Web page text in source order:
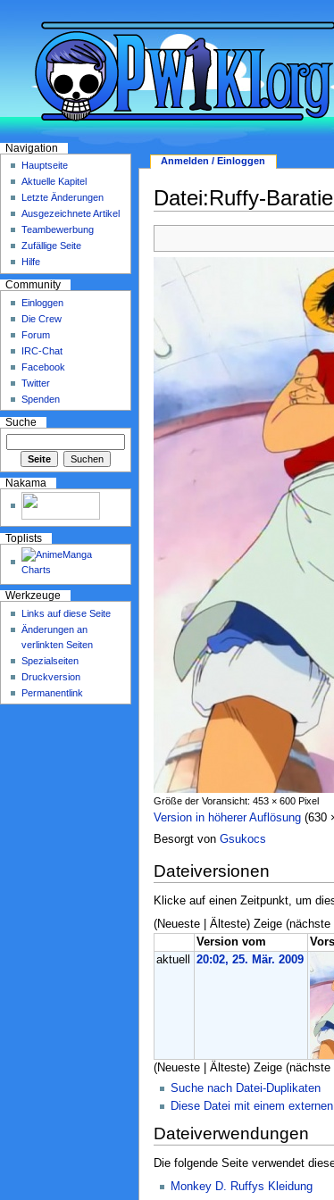
Datei:Ruffy-
Größe der Voransicht: 453 × 600 Pixel
Version in höherer Auflösung (630
Besorgt von Gsukocs
Dateiversionen
Klicke auf einen Zeitpunkt, um
(Neueste | Älteste) Zeige (nächste
Version vom
aktuell
20:02, 25. Mär. 2009
(Neueste | Älteste) Zeige (nächste
Suche nach Datei-Duplikaten
Diese Datei mit einem
Dateiverwendungen
Die folgende Seite verwendet
Monkey D. Ruffys Kleidung
Anmelden / Einloggen
Navigation
Hauptseite
Aktuelle Kapitel
Letzte Änderungen
Ausgezeichnete Artikel
Teambewerbung
Zufällige Seite
Hilfe
Community
Einloggen
Die Crew
Forum
IRC-Chat
Facebook
Twitter
Spenden
Suche
Nakama
Toplists
Werkzeuge
Links auf diese Seite
Änderungen an
verlinkten Seiten
Spezialseiten
Druckversion
Permanentlink